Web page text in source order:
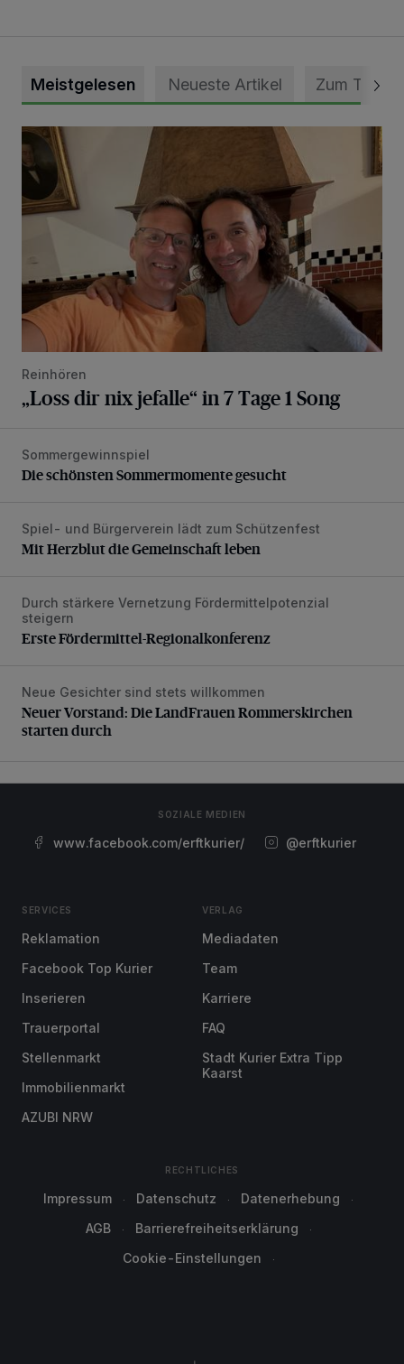
Meistgelesen Neueste Artikel Zum Thema
„Loss dir nix jefalle“ in 7 Tage 1 Song
Reinhören
„Loss dir nix jefalle“ in 7 Tage 1 Song
Die schönsten Sommermomente gesucht
Sommergewinnspiel
Die schönsten Sommermomente gesucht
Mit Herzblut die Gemeinschaft leben
Spiel- und Bürgerverein lädt zum Schützenfest
Mit Herzblut die Gemeinschaft leben
Erste Fördermittel-Regionalkonferenz
Durch stärkere Vernetzung Fördermittelpotenzial
steigern
Erste Fördermittel-Regionalkonferenz
Neuer Vorstand: Die LandFrauen Rommerskirchen starten
Neue Gesichter sind stets willkommen
Neuer Vorstand: Die LandFrauen Rommerskirchen
starten durch
SOZIALE MEDIEN
www.facebook.com/erftkurier/ @erftkurier
SERVICES
Reklamation
Facebook Top Kurier
Inserieren
Trauerportal
Stellenmarkt
Immobilienmarkt
AZUBI NRW
VERLAG
Mediadaten
Team
Karriere
FAQ
Stadt Kurier Extra Tipp
Kaarst
RECHTLICHES
Impressum Datenschutz
Datenerhebung
AGB
Barrierefreiheitserklärung
Cookie-Einstellungen